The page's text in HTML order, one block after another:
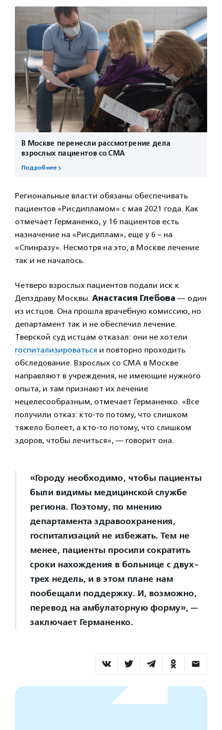
В Москве перенесли рассмотрение дела
взрослых пациентов со СМА
Подробнее
Региональные власти обязаны обеспечивать
пациентов «Рисдипламом» с мая 2021 года. Как
отмечает Германенко, у 16 пациентов есть
назначение на «Рисдиплам», еще у 6 – на
«Спинразу». Несмотря на это, в Москве лечение
так и не началось.
Четверо взрослых пациентов подали иск к
Депздраву Москвы. Анастасия Глебова — один
из истцов. Она прошла врачебную комиссию, но
департамент так и не обеспечил лечение.
Тверской суд истцам отказал: они не хотели
госпитализироваться и повторно проходить
обследование. Взрослых со СМА в Москве
направляют в учреждения, не имеющие нужного
опыта, и там признают их лечение
нецелесообразным, отмечает Германенко. «Все
получили отказ: кто-то потому, что слишком
тяжело болеет, а кто-то потому, что слишком
здоров, чтобы лечиться», — говорит она.
«Городу необходимо, чтобы пациенты
были видимы медицинской службе
региона. Поэтому, по мнению
департамента здравоохранения,
госпитализаций не избежать. Тем не
менее, пациенты просили сократить
сроки нахождения в больнице с двух-
трех недель, и в этом плане нам
пообещали поддержку. И, возможно,
перевод на амбулаторную форму», —
заключает Германенко.